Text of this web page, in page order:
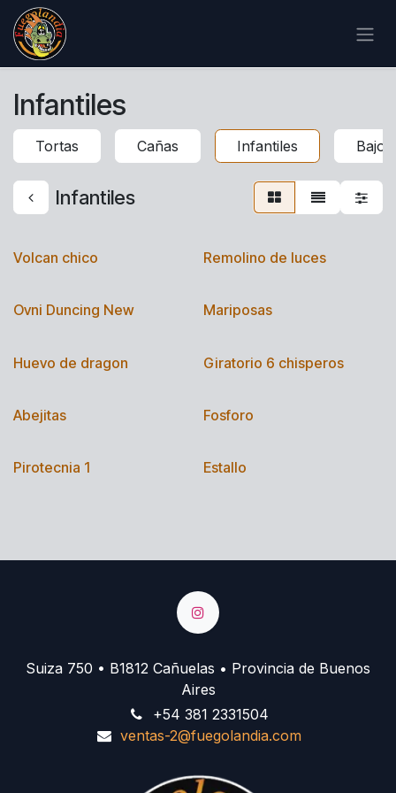
IR AL CONTENIDO
Infantiles
Tortas Cañas Infantiles Bajo
Infantiles
Volcan chico Remolino de luces
Ovni Duncing New Mariposas
Huevo de dragon Giratorio 6 chisperos
Abejitas Fosforo
Pirotecnia 1 Estallo
Suiza 750 • B1812 Cañuelas • Provincia de Buenos
Aires
+54 381 2331504
ventas-2@fuegolandia.com